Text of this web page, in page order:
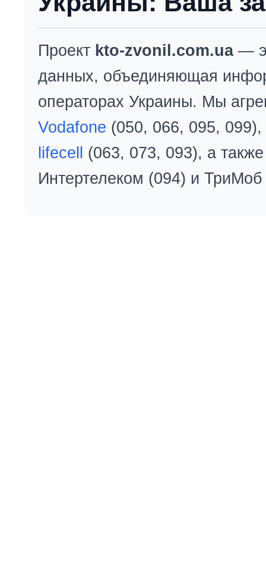
Проект kto-zvonil.com.ua—
данных, объединяющая
операторах Украины. Мы
Vodafone (050, 066, 095, 099),
lifecell
(063, 073, 093), а
Интертелеком (094) и ТриМоб